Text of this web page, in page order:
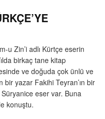
u Zin’i adlı Kürtçe eserin
birkaç tane kitap
ve doğuda çok ünlü ve
yazar Fakihi Teyran’ın bir
Süryanice eser var. Buna
konuştu.